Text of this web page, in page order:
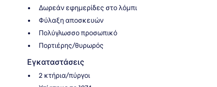
Δωρεάν εφημερίδες στο λόμπι
Φύλαξη αποσκευών
Πολύγλωσσο προσωπικό
Πορτιέρης/θυρωρός
Εγκαταστάσεις
2 κτήρια/πύργοι